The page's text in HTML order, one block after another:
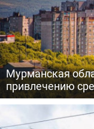
Мурманская
привлечению